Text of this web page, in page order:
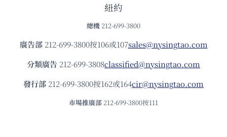
紐約
總機 212-699-3800
廣告部212-699-3800按106或107sales@nysingtao.com
分類廣告 212-699-3808classified@nysingtao.com
發⾏部 212-699-3800按162或164cir@nysingtao.com
市場推廣部 212-699-3800按111